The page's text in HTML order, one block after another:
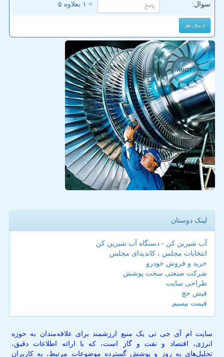
سوال: = ۱ بعلاوه ۵
لینک دوستان
آب شیرین کن - دستگاه آب شیرین کن
انتخابات مجلس ، کاندیدای مجلس
خرید و فروش خودرو
شرکت صنعتی سخت پوشش
طراحی سایت
فیش حج
قیمت بیسیم
سایت ام آی جی تی یک منبع ارزشمند برای علاقه‌مندان به حوزه
انرژی، اقتصاد و نفت و گاز است، که با ارائه اطلاعات دقیق،
تحلیل‌های به روز و پوشش گسترده موضوعات مرتبط، به کاربران